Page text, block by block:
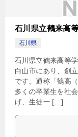
石川県立鶴来高
石川県
石川県立鶴来高等
白山市にあり、創
です。通称「鶴高
多くの卒業生を社
げ、生徒一 […]